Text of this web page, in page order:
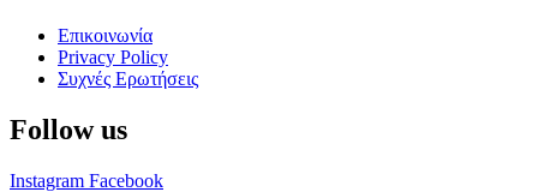
Επικοινωνία
Privacy Policy
Συχνές Ερωτήσεις
Follow us
Instagram Facebook